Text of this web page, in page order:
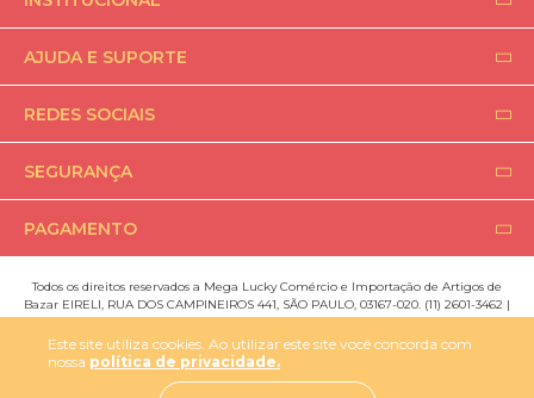
AJUDA E SUPORTE
REDES SOCIAIS
SEGURANÇA
PAGAMENTO
Todos os direitos reservados a Mega Lucky Comércio e Importação de Artigos de
Bazar EIRELI, RUA DOS CAMPINEIROS 441, SÃO PAULO, 03167-020. (11) 2601-3462 |
sac@voudemake.com.br
Este site utiliza cookies. Ao utilizar este site você concorda com
nossa política de privacidade.